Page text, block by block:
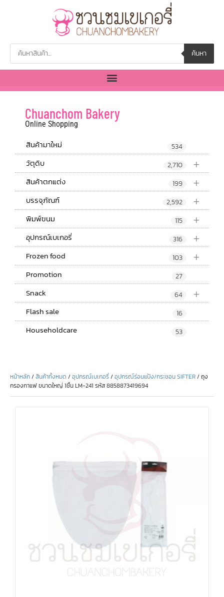
ค้นหา
Chuanchom Bakery
Online Shopping
สินค้ามาใหม่ 534
+
วัตุดิบ 2,710
+
สินค้าตกแต่ง 199
+
บรรจุภัณฑ์ 2,592
+
พิมพ์ขนม 115
+
อุปกรณ์เบเกอรี่ 316
+
Frozen food 103
Promotion 27
+
Snack 64
Flash sale 16
Householdcare 53
หน้าหลัก/สินค้าทั้งหมด /อุปกรณ์เบเกอรี่/อุปกรณ์ร่อนแป้ง/กระชอน SIFTER/ ถุง
กรองกาแฟ ขนาดใหญ่ 1ชิ้น LM-241 รหัส 8858873419694